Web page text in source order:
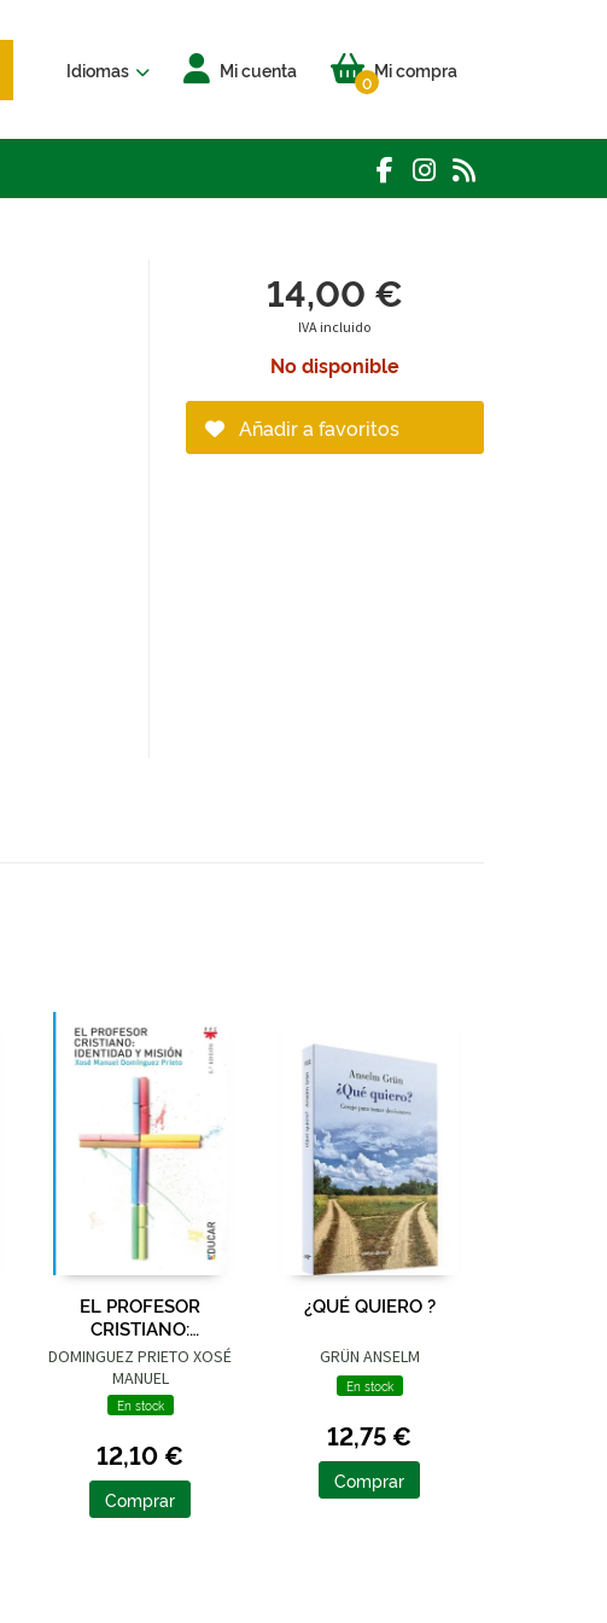
Idiomas Mi cuenta Mi compra
0
14,00 €
IVA incluido
No disponible
Añadir a favoritos
EL PROFESOR
CRISTIANO:
IDENTIDAD Y MISIÓN
DOMINGUEZ PRIETO XOSÉ
MANUEL
En stock
12,10 €
Comprar
¿QUÉ QUIERO ?
GRÜN ANSELM
En stock
12,75 €
Comprar